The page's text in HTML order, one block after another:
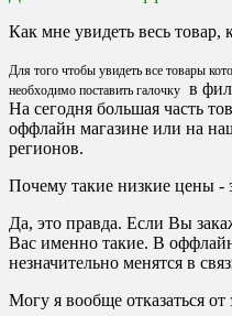
Как мне увидеть весь товар,
Для того чтобы увидеть все товары
необходимо поставить галочку в
На сегодня большая часть
оффлайн магазине или на
регионов.
Почему такие низкие цены -
Да, это правда. Если Вы
Вас именно такие. В
незначительно менятся в
Могу я вообще отказаться от